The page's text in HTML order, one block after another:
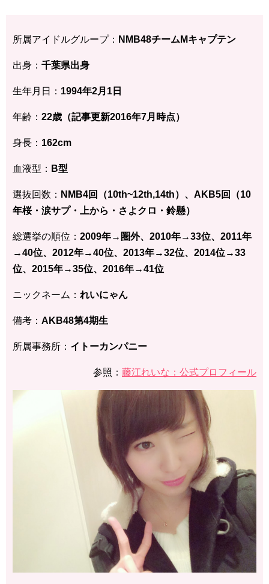
所属アイドルグループ： NMB48チームMキャプテン
出身： 千葉県出身
生年月日： 1994年2月1 日
年齢： 22歳（記事更新2016年7月時点）
身長： 162cm
血液型： B型
選抜回数： NMB4回（10th~12th,14th）、AKB5回（10
年桜・涙サプ・上から・さよクロ・鈴懸）
総選挙の順位： 2009年→圏外、2010年→33位、2011年
→40位、2012年→40位、2013年→32位、2014位→33
位、2015年→35位、2016年→41位
ニックネーム： れいにゃん
備考： AKB48第4期生
所属事務所： イトーカンパニー
参照： 藤江れいな：公式プロフィール